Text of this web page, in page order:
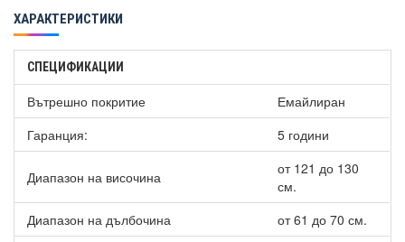
Възможност за монтиране на термосензор
Обем: 202 L
Нетно тегло: 48 kg
Изолация: 75 mm
Топлинни загуби ∆T 45K : 41 W
Енергиен клас: A
Максимална работна температура: 95 °C
Номинално налягане на водосъдържателя : 8 bar
Минимална височина на помещението : 1345 mm
В комплекта е включено: предпазен клапан на 8 бара,
гилза за температурен датчик + кабелен щуцер,
регулируеми крачета
ХАРАКТЕРИСТИКИ
СПЕЦИФИКАЦИИ
Вътрешно покритие
Емайлиран
Гаранция:
5 години
Диапазон на височина
от 121 до 130
см.
Диапазон на дълбочина
от 61 до 70 см.